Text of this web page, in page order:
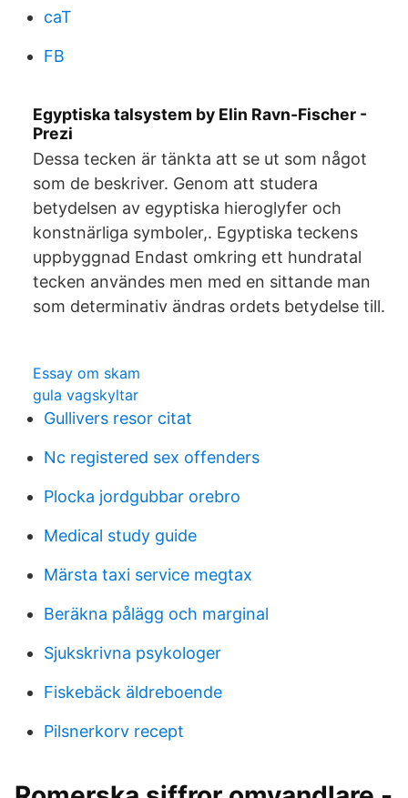
caT
FB
Egyptiska talsystem by Elin Ravn-Fischer -
Prezi
Dessa tecken är tänkta att se ut som något
som de beskriver. Genom att studera
betydelsen av egyptiska hieroglyfer och
konstnärliga symboler,. Egyptiska teckens
uppbyggnad Endast omkring ett hundratal
tecken användes men med en sittande man
som determinativ ändras ordets betydelse till.
Essay om skam
gula vagskyltar
Gullivers resor citat
Nc registered sex offenders
Plocka jordgubbar orebro
Medical study guide
Märsta taxi service megtax
Beräkna pålägg och marginal
Sjukskrivna psykologer
Fiskebäck äldreboende
Pilsnerkorv recept